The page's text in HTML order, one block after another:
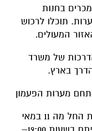
של משרד
בארץ.
מראש באתר